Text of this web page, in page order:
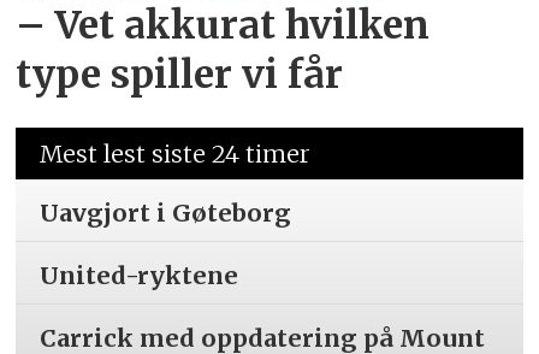
– Vet akkurat hvilken
type spiller vi får
Mest lest siste 24 timer
Uavgjort i Gøteborg
United-ryktene
Carrick med oppdatering på Mount